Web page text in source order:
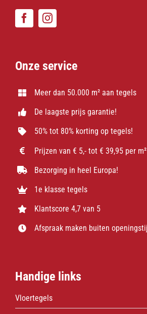
Onze service
Meer dan 50.000 m² aan tegels
De laagste prijs garantie!
50% tot 80% korting op tegels!
Prijzen van € 5,- tot € 39,95 per m²
Bezorging in heel Europa!
1e klasse tegels
Klantscore 4,7 van 5
Afspraak maken buiten
Handige links
Vloertegels